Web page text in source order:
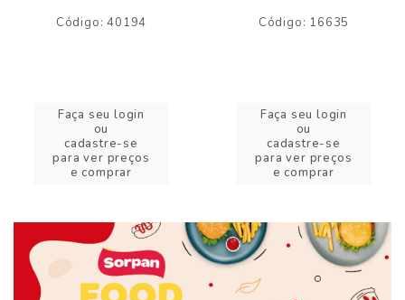
Código: 40194
Faça seu login
ou
cadastre-se
para ver preços
e comprar
Código: 16635
Faça seu login
ou
cadastre-se
para ver preços
e comprar